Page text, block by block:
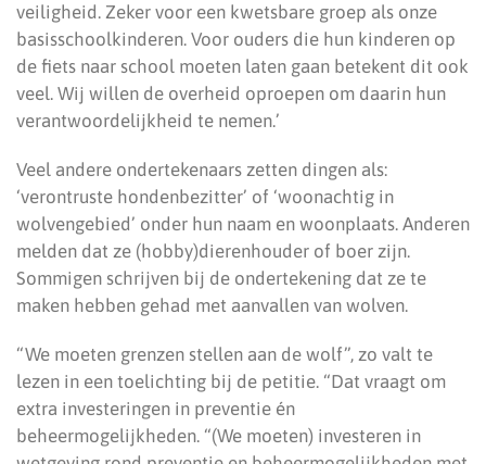
veiligheid. Zeker voor een kwetsbare groep als onze
basisschoolkinderen. Voor ouders die hun kinderen op
de fiets naar school moeten laten gaan betekent dit ook
veel. Wij willen de overheid oproepen om daarin hun
verantwoordelijkheid te nemen.’
Veel andere ondertekenaars zetten dingen als:
‘verontruste hondenbezitter’ of ‘woonachtig in
wolvengebied’ onder hun naam en woonplaats. Anderen
melden dat ze (hobby)dierenhouder of boer zijn.
Sommigen schrijven bij de ondertekening dat ze te
maken hebben gehad met aanvallen van wolven.
“We moeten grenzen stellen aan de wolf”, zo valt te
lezen in een toelichting bij de petitie. “Dat vraagt om
extra investeringen in preventie én
beheermogelijkheden. “(We moeten) investeren in